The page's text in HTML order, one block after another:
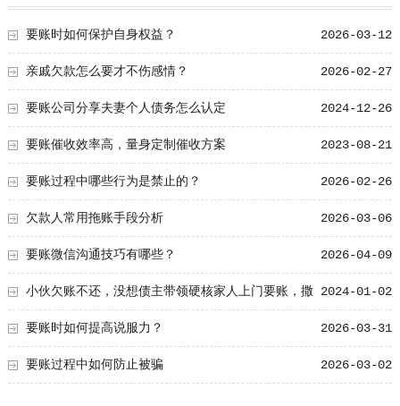
2026-03-12
要账时如何保护自身权益？
2026-02-27
亲戚欠款怎么要才不伤感情？
2024-12-26
要账公司分享夫妻个人债务怎么认定
2023-08-21
要账催收效率高，量身定制催收方案
2026-02-26
要账过程中哪些行为是禁止的？
2026-03-06
欠款人常用拖账手段分析
2026-04-09
要账微信沟通技巧有哪些？
2024-01-02
小伙欠账不还，没想债主带领硬核家人上门要账，撒
泼打滚样样都行 2026-03-31
要账时如何提高说服力？
2026-03-02
要账过程中如何防止被骗